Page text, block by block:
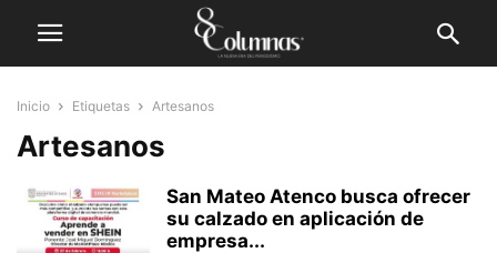
Inicio Etiquetas Artesanos
Artesanos
San Mateo Atenco busca ofrecer
su calzado en aplicación de
empresa...